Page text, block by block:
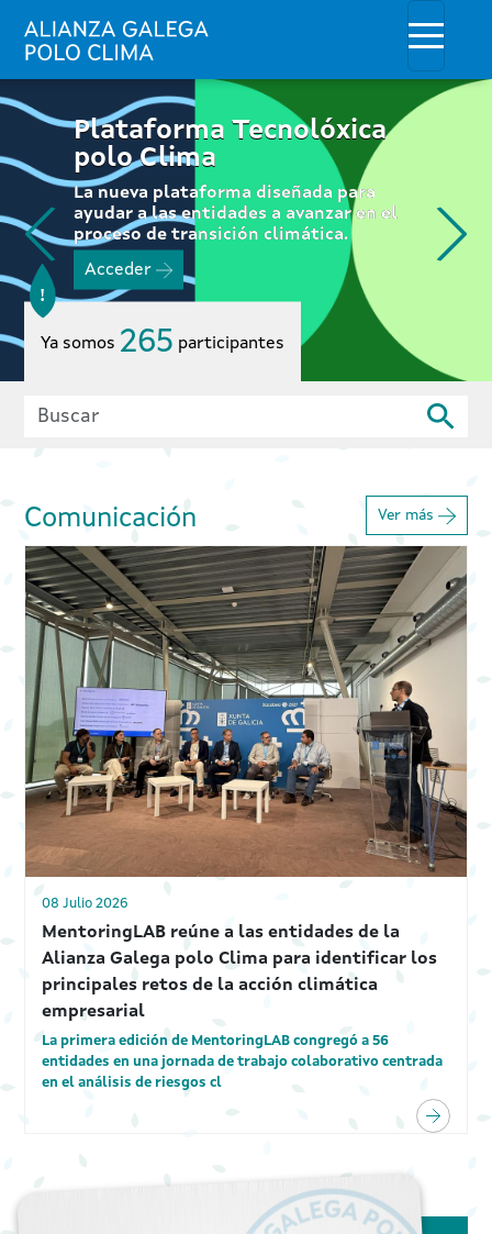
Inicio
Plataforma Tecnolóxica
polo Clima
La nueva plataforma diseñada para
ayudar a las entidades a avanzar en el
proceso de transición climática.
Acceder
Ya somos 265 participantes
Buscar
Comunicación Ver más
08 Julio 2026
MentoringLAB reúne a las entidades de la
Alianza Galega polo Clima para identificar los
principales retos de la acción climática
empresarial
La primera edición de MentoringLAB congregó a 56
entidades en una jornada de trabajo colaborativo centrada
en el análisis de riesgos cl